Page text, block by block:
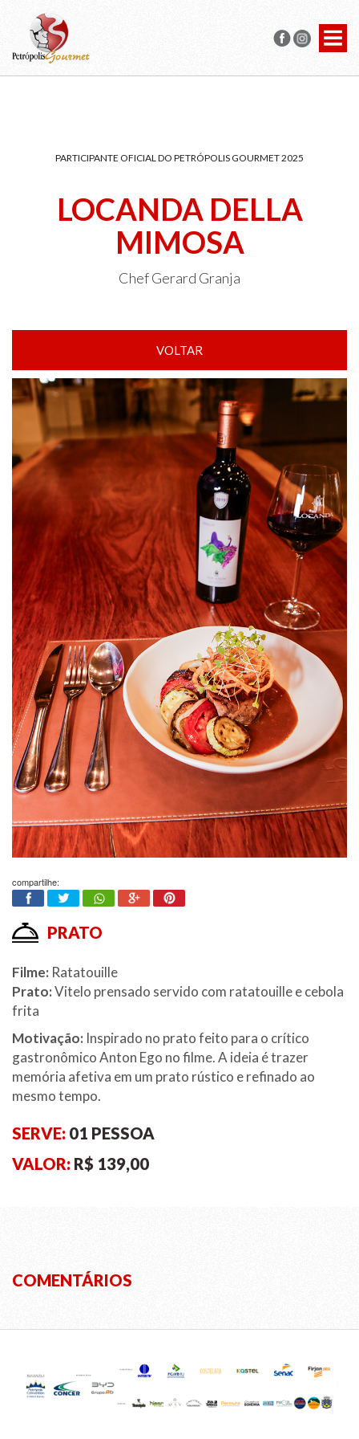
PARTICIPANTE OFICIAL DO PETRÓPOLIS GOURMET 2025
LOCANDA DELLA
MIMOSA
Chef Gerard Granja
VOLTAR
compartilhe:
PRATO
Filme: Ratatouille
Prato:Vitelo prensado servido com ratatouille e cebola
frita
Motivação: Inspirado no prato feito para o crítico
gastronômico Anton Ego no filme. A ideia é trazer
memória afetiva em um prato rústico e refinado ao
mesmo tempo.
SERVE: 01 PESSOA
VALOR: R$ 139,00
COMENTÁRIOS